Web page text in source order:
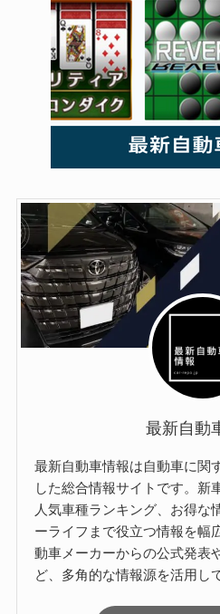
最新自動
最新自動車情報は自動車に関
した総合情報サイトです。新
人気車種ランキング、お得な
ーライフまで役立つ情報を幅
動車メーカーからの公式発表
ど、多角的な情報源を活用し